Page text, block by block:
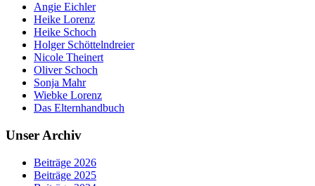
Angie Eichler
Heike Lorenz
Heike Schoch
Holger Schöttelndreier
Nicole Theinert
Oliver Schoch
Sonja Mahr
Wiebke Lorenz
Das Elternhandbuch
Unser Archiv
Beiträge 2026
Beiträge 2025